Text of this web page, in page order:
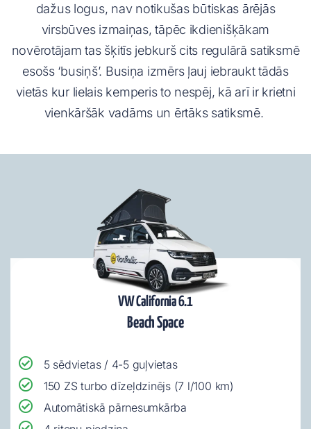
dažus logus, nav notikušas būtiskas ārējās
virsbūves izmaiņas, tāpēc ikdienišķākam
novērotājam tas šķitīs jebkurš cits regulārā satiksmē
esošs ‘busiņš’. Busiņa izmērs ļauj iebraukt tādās
vietās kur lielais kemperis to nespēj, kā arī ir krietni
vienkāršāk vadāms un ērtāks satiksmē.
VW California 6.1
Beach Space
5 sēdvietas / 4-5 guļvietas
150 ZS turbo dīzeļdzinējs (7 l/100 km)
Automātiskā pārnesumkārba